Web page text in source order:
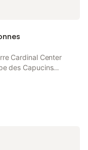
Cardinal Center
des Capucins
non-smoking rooms,